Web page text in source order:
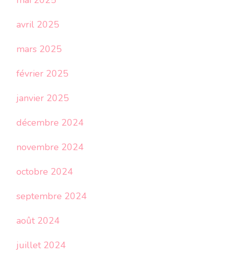
avril 2025
mars 2025
février 2025
janvier 2025
décembre 2024
novembre 2024
octobre 2024
septembre 2024
août 2024
juillet 2024